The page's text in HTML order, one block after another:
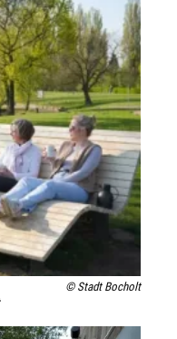
© Stadt Bocholt